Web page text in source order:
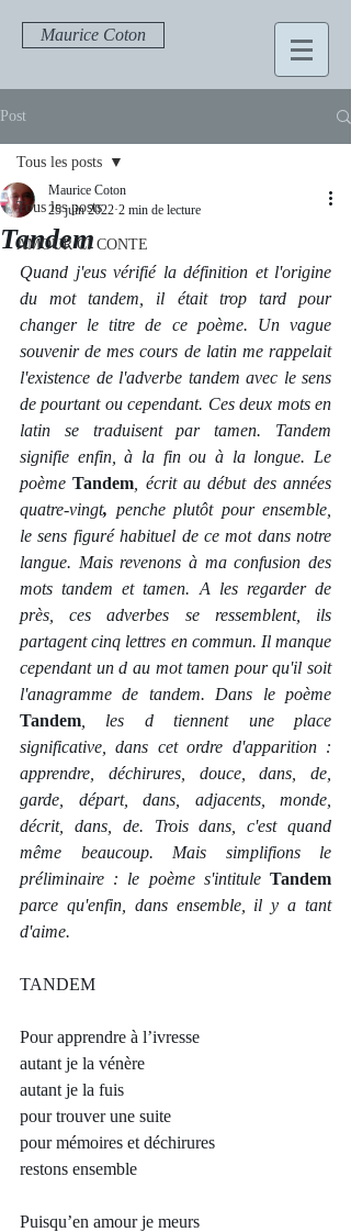
Maurice Coton
Post
Tous les posts
AMOUR CI CONTE
Tous les posts
Tandem
Maurice Coton
25 juin 2022 2 min de lecture
Quand j'eus vérifié la définition et l'origine
du mot tandem, il était trop tard pour
changer le titre de ce poème. Un vague
souvenir de mes cours de latin me rappelait
l'existence de l'adverbe tandem avec le sens
de pourtant ou cependant. Ces deux mots en
latin se traduisent par tamen. Tandem
signifie enfin, à la fin ou à la longue. Le
poème Tandem , écrit au début des années
quatre-vingt, penche plutôt pour ensemble,
le sens figuré habituel de ce mot dans notre
langue. Mais revenons à ma confusion des
mots tandem et tamen. A les regarder de
près, ces adverbes se ressemblent, ils
partagent cinq lettres en commun. Il manque
cependant un d au mot tamen pour qu'il soit
Tandem , les d tiennent une place
significative, dans cet ordre d'apparition :
apprendre, déchirures, douce, dans, de,
garde, départ, dans, adjacents, monde,
décrit, dans, de. Trois dans, c'est quand
même beaucoup. Mais simplifions le
préliminaire : le poème s'intitule Tandem
parce qu'enfin, dans ensemble, il y a tant
d'aime.
TANDEM
Pour apprendre à l’ivresse
autant je la vénère
autant je la fuis
pour trouver une suite
pour mémoires et déchirures
restons ensemble
Puisqu’en amour je meurs